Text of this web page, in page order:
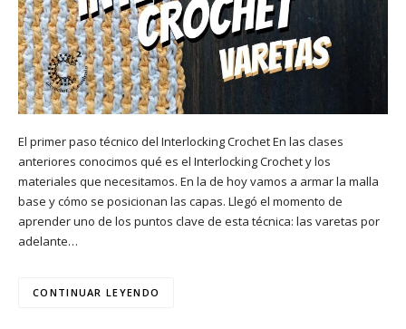
El primer paso técnico del Interlocking Crochet En las clases
anteriores conocimos qué es el Interlocking Crochet y los
materiales que necesitamos. En la de hoy vamos a armar la malla
base y cómo se posicionan las capas. Llegó el momento de
aprender uno de los puntos clave de esta técnica: las varetas por
adelante…
CONTINUAR LEYENDO